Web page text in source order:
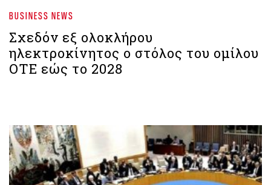
BUSINESS NEWS
Σχεδόν εξ ολοκλήρου
ηλεκτροκίνητος ο στόλος του ομίλου
ΟΤΕ εώς το 2028